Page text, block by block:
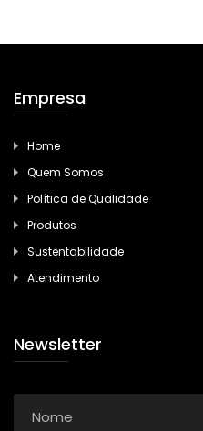
Empresa
Home
Quem Somos
Política de Qualidade
Produtos
Sustentabilidade
Atendimento
Newsletter